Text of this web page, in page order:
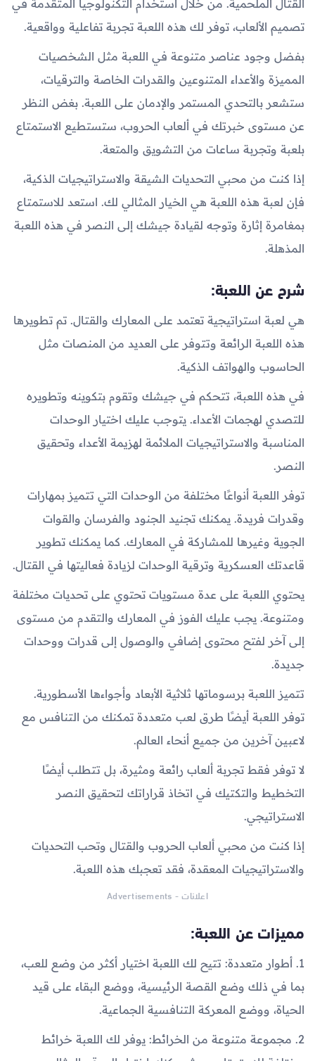
القتال الملحمية. من خلال استخدام التكنولوجيا المتقدمة في
تصميم الألعاب، توفر لك هذه اللعبة تجربة تفاعلية وواقعية.
بفضل وجود عناصر متنوعة في اللعبة مثل الشخصيات
المميزة والأعداء المتنوعين والقدرات الخاصة والترقيات،
ستشعر بالتحدي المستمر والإدمان على اللعبة. بغض النظر
عن مستوى خبرتك في ألعاب الحروب، ستستطيع الاستمتاع
بلعبة وتجربة ساعات من التشويق والمتعة.
إذا كنت من محبي التحديات الشيقة والاستراتيجيات الذكية،
فإن لعبة هذه اللعبة هي الخيار المثالي لك. استعد للاستمتاع
بمغامرة إثارة وتوجه لقيادة جيشك إلى النصر في هذه اللعبة
المذهلة.
شرح عن اللعبة:
هي لعبة استراتيجية تعتمد على المعارك والقتال. تم تطويرها
هذه اللعبة الرائعة وتتوفر على العديد من المنصات مثل
الحاسوب والهواتف الذكية.
في هذه اللعبة، تتحكم في جيشك وتقوم بتكوينه وتطويره
للتصدي لهجمات الأعداء. يتوجب عليك اختيار الوحدات
المناسبة والاستراتيجيات الملائمة لهزيمة الأعداء وتحقيق
النصر.
توفر اللعبة أنواعًا مختلفة من الوحدات التي تتميز بمهارات
وقدرات فريدة. يمكنك تجنيد الجنود والفرسان والقوات
الجوية وغيرها للمشاركة في المعارك. كما يمكنك تطوير
قاعدتك العسكرية وترقية الوحدات لزيادة فعاليتها في القتال.
يحتوي اللعبة على عدة مستويات تحتوي على تحديات مختلفة
ومتنوعة. يجب عليك الفوز في المعارك والتقدم من مستوى
إلى آخر لفتح محتوى إضافي والوصول إلى قدرات ووحدات
جديدة.
تتميز اللعبة برسوماتها ثلاثية الأبعاد وأجواءها الأسطورية.
توفر اللعبة أيضًا طرق لعب متعددة تمكنك من التنافس مع
لاعبين آخرين من جميع أنحاء العالم.
لا توفر فقط تجربة ألعاب رائعة ومثيرة، بل تتطلب أيضًا
التخطيط والتكتيك في اتخاذ قراراتك لتحقيق النصر
الاستراتيجي.
إذا كنت من محبي ألعاب الحروب والقتال وتحب التحديات
والاستراتيجيات المعقدة، فقد تعجبك هذه اللعبة.
اعلانات - Advertisements
مميزات عن اللعبة:
1. أطوار متعددة: تتيح لك اللعبة اختيار أكثر من وضع للعب،
بما في ذلك وضع القصة الرئيسية، ووضع البقاء على قيد
الحياة، ووضع المعركة التنافسية الجماعية.
2. مجموعة متنوعة من الخرائط: يوفر لك اللعبة خرائط